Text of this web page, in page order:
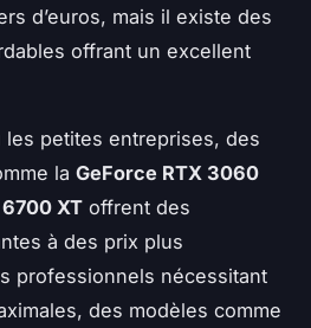
d’euros, mais il existe des
offrant un excellent
les petites entreprises, des
la GeForce RTX 3060
6700 XT offrent des
à des prix plus
professionnels nécessitant
des modèles comme